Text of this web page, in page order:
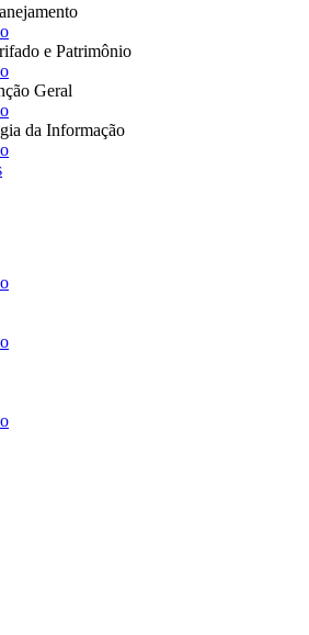
e Patrimônio
Geral
da Informação